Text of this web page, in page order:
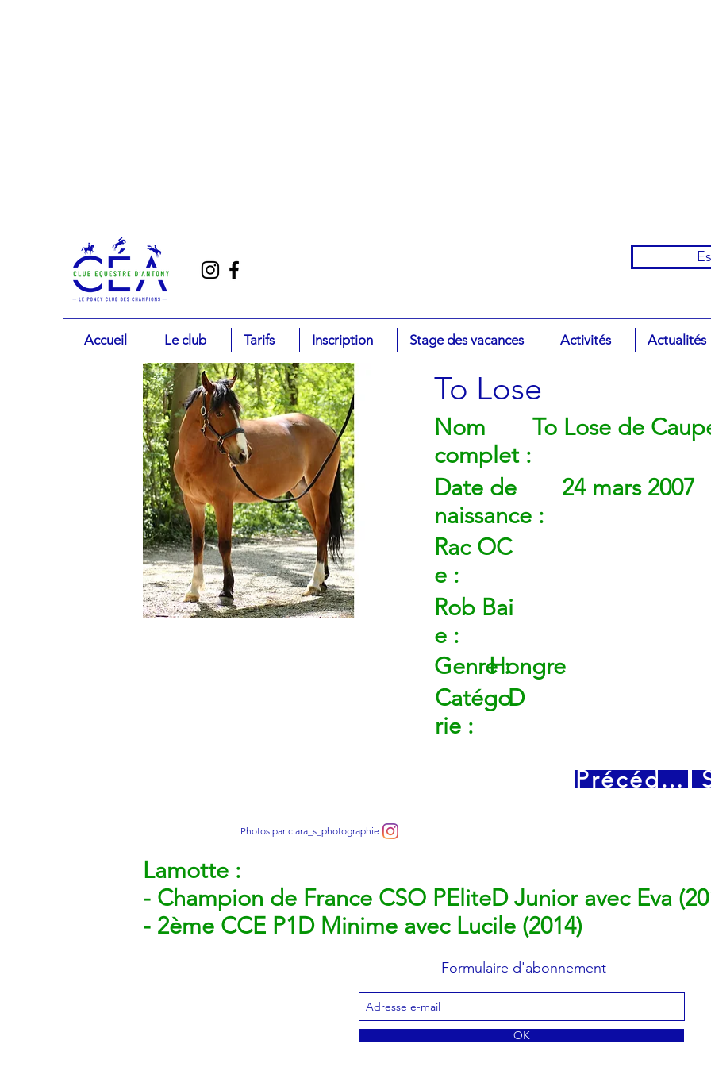
Accueil Le club Tarifs Inscription Stage des vacances Activités Actualités
To Lose
Nom
complet :
To Lose de
Date de
naissance :
24 mars 2007
Rac
e :
OC
Rob
e :
Bai
Genre :Hongre
Catégo
rie :
D
Précédent
Photos par clara_s_photographie
Lamotte :
- Champion de France CSO PEliteD Junior avec Eva
- 2ème CCE P1D Minime avec Lucile (2014)
Formulaire d'abonnement
OK